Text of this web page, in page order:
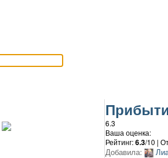
6.3
Ваша оценка:
Рейтинг:6.3/10 |
Добавила: